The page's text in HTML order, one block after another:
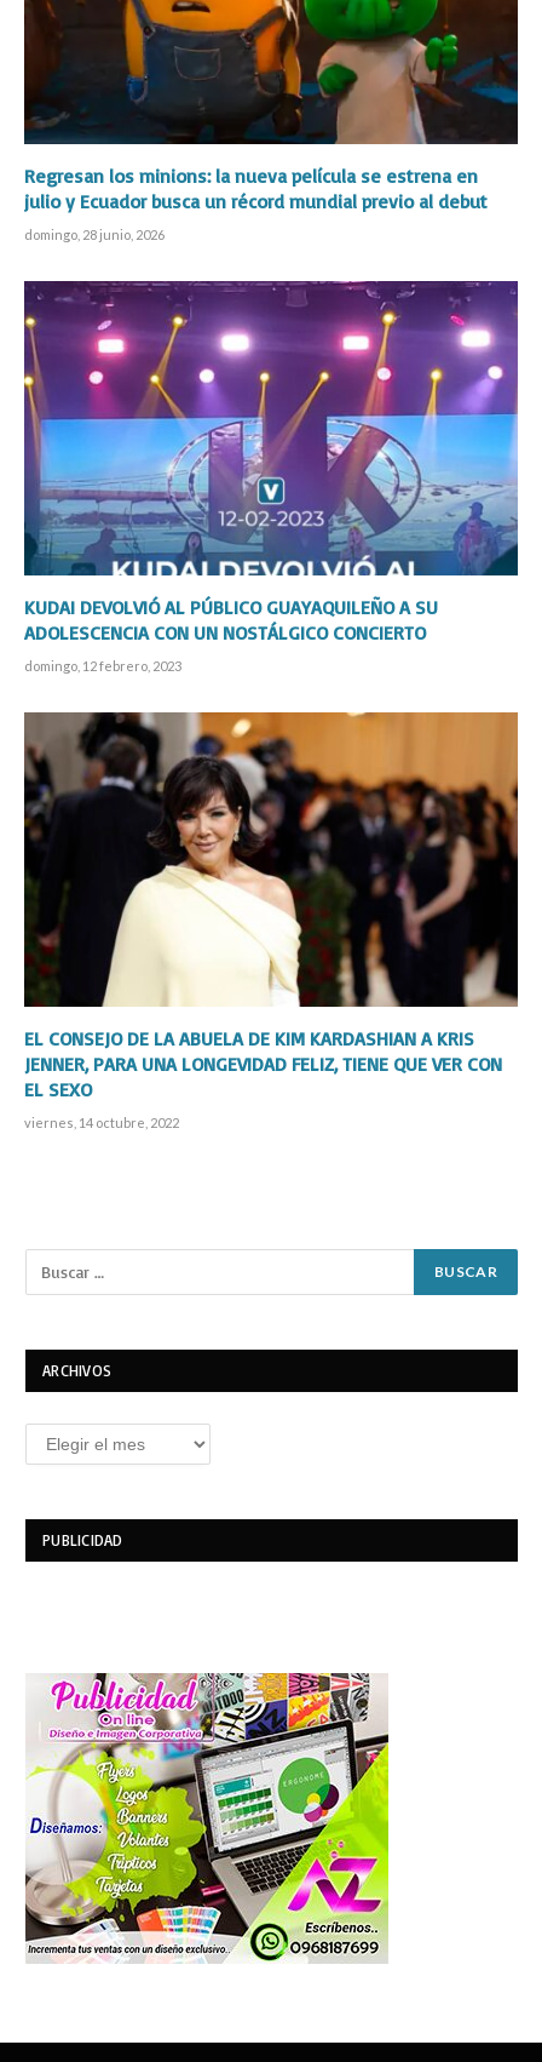
Regresan los minions: la nueva película se estrena en
julio y Ecuador busca un récord mundial previo al debut
domingo, 28 junio, 2026
KUDAI DEVOLVIÓ AL PÚBLICO GUAYAQUILEÑO A SU
ADOLESCENCIA CON UN NOSTÁLGICO CONCIERTO
domingo, 12 febrero, 2023
EL CONSEJO DE LA ABUELA DE KIM KARDASHIAN A KRIS
JENNER, PARA UNA LONGEVIDAD FELIZ, TIENE QUE VER CON
EL SEXO
viernes, 14 octubre, 2022
ARCHIVOS
Archivos
PUBLICIDAD